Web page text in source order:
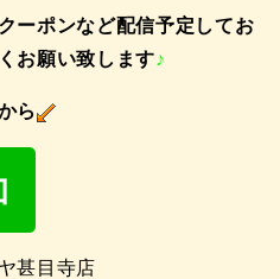
ーポンなど配信予定してお
お願い致します♪
ら
甚目寺店